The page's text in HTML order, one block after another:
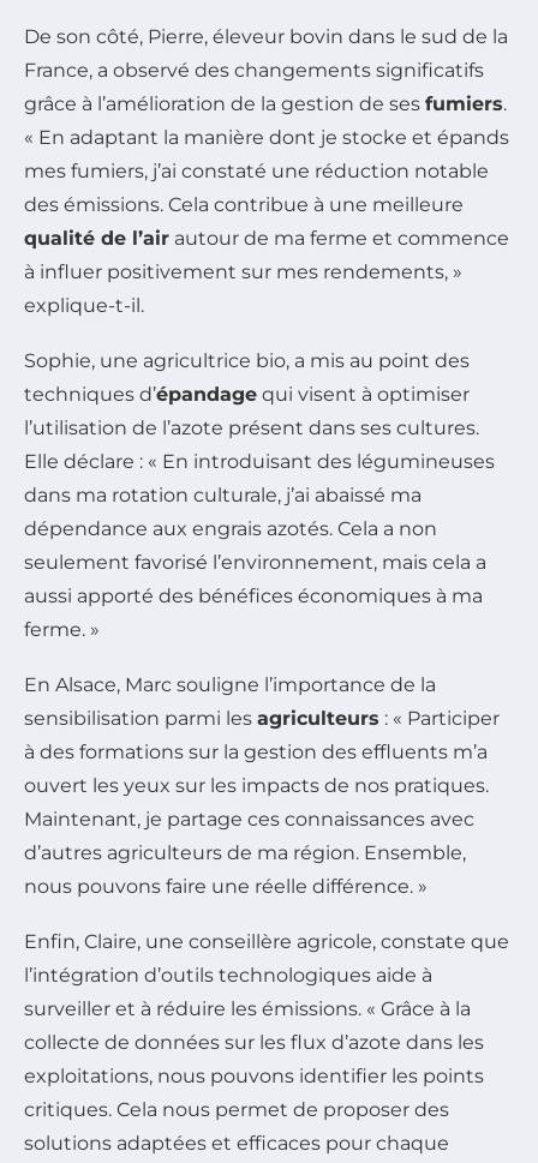
De son côté, Pierre, éleveur bovin dans le sud de la
France, a observé des changements significatifs
grâce à l’amélioration de la gestion de ses fumiers.
« En adaptant la manière dont je stocke et épands
mes fumiers, j’ai constaté une réduction notable
des émissions. Cela contribue à une meilleure
qualité de l’air autour de ma ferme et commence
à influer positivement sur mes rendements, »
explique-t-il.
Sophie, une agricultrice bio, a mis au point des
techniques d’épandage qui visent à optimiser
l’utilisation de l’azote présent dans ses cultures.
Elle déclare : « En introduisant des légumineuses
dans ma rotation culturale, j’ai abaissé ma
dépendance aux engrais azotés. Cela a non
seulement favorisé l’environnement, mais cela a
aussi apporté des bénéfices économiques à ma
ferme. »
En Alsace, Marc souligne l’importance de la
sensibilisation parmi les agriculteurs : « Participer
à des formations sur la gestion des effluents m’a
ouvert les yeux sur les impacts de nos pratiques.
Maintenant, je partage ces connaissances avec
d’autres agriculteurs de ma région. Ensemble,
nous pouvons faire une réelle différence. »
Enfin, Claire, une conseillère agricole, constate que
l’intégration d’outils technologiques aide à
surveiller et à réduire les émissions. « Grâce à la
collecte de données sur les flux d’azote dans les
exploitations, nous pouvons identifier les points
critiques. Cela nous permet de proposer des
solutions adaptées et efficaces pour chaque